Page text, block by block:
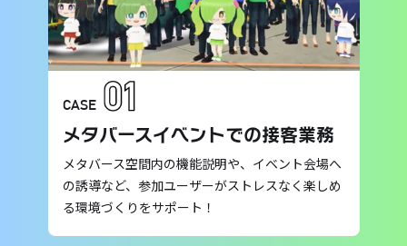
CASE
メタバースイベントでの接客業務
メタバース空間内の機能説明や、イベント会場へ
の誘導など、参加ユーザーがストレスなく楽しめ
る環境づくりをサポート！